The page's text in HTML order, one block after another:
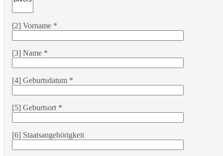
[2] Vorname *
[3] Name *
[4] Geburtsdatum *
[5] Geburtsort *
[6] Staatsangehörigkeit